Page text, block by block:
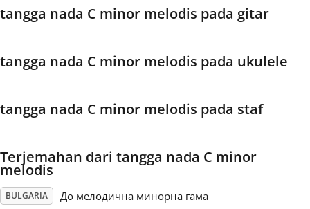
日本語
Polski
Português
tangga nada C minor melodis pada gitar
tangga nada C minor melodis pada ukulele
tangga nada C minor melodis pada staf
Terjemahan dari tangga nada C minor
melodis
BULGARIA До мелодична минорна гама